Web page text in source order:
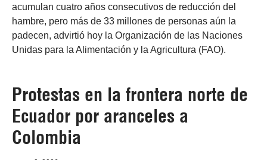
acumulan cuatro años consecutivos de reducción del
hambre, pero más de 33 millones de personas aún la
padecen, advirtió hoy la Organización de las Naciones
Unidas para la Alimentación y la Agricultura (FAO).
Protestas en la frontera norte de
Ecuador por aranceles a
Colombia